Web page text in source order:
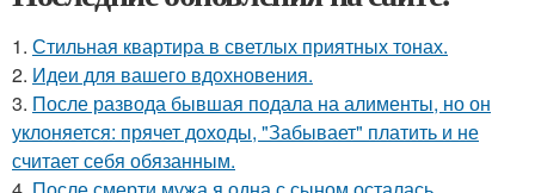
1. Стильная квартира в светлых приятных тонах.
2. Идеи для вашего вдохновения.
3. После развода бывшая подала на алименты, но он
уклоняется: прячет доходы, "Забывает" платить и не
считает себя обязанным.